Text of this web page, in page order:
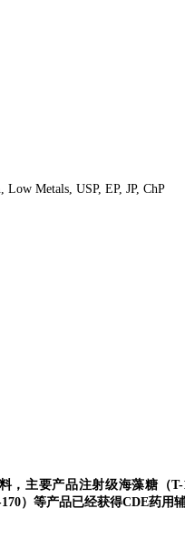
, Low Metals, USP, EP, JP, ChP
， 主要产品注射级海藻糖（T-
）等产品已经获得CDE药用